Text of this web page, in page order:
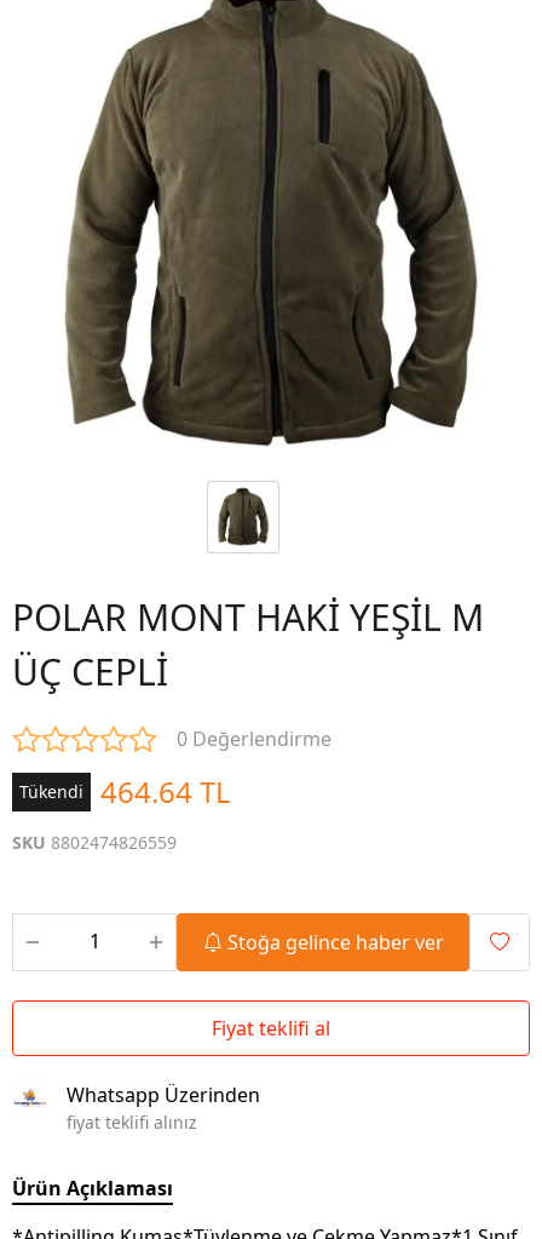
POLAR MONT HAKİ YEŞİL M
ÜÇ CEPLİ
0 Değerlendirme
Tükendi 464.64 TL
SKU 8802474826559
Stoğa gelince haber ver
Fiyat teklifi al
Whatsapp Üzerinden
fiyat teklifi alınız
Ürün Açıklaması